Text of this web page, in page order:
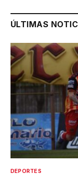
ÚLTIMAS
DEPORTES